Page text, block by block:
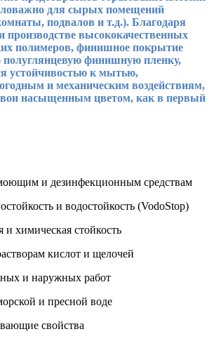
для сырых помещений
подвалов и т.д.). Благодаря
производстве высококачественных
полимеров, финишное покрытие
полуглянцевую финишную пленку,
устойчивостью к мытью,
и механическим воздействиям,
насыщенным цветом, как в первый
и дезинфекционным средствам
и водостойкость (VodoStop)
стойкость
кислот и щелочей
и наружных работ
и пресной воде
свойства